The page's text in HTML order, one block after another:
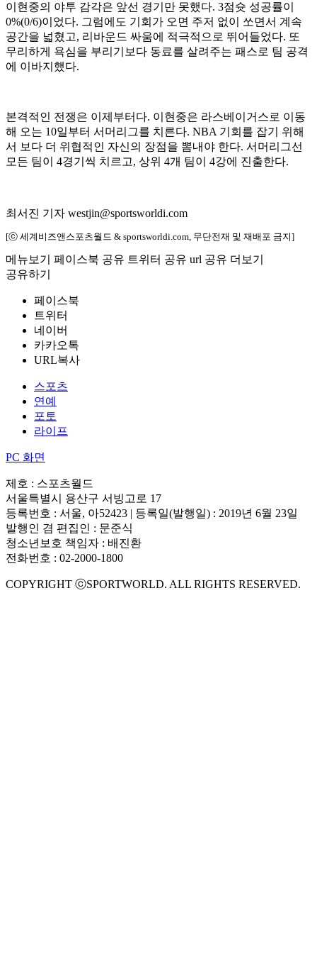
이현중의 야투 감각은 앞선 경기만 못했다. 3점슛 성공률이
0%(0/6)이었다. 그럼에도 기회가 오면 주저 없이 쏘면서 계속
공간을 넓혔고, 리바운드 싸움에 적극적으로 뛰어들었다. 또
무리하게 욕심을 부리기보다 동료를 살려주는 패스로 팀 공격
에 이바지했다.
본격적인 전쟁은 이제부터다. 이현중은 라스베이거스로 이동
해 오는 10일부터 서머리그를 치른다. NBA 기회를 잡기 위해
서 보다 더 위협적인 자신의 장점을 뽐내야 한다. 서머리그선
모든 팀이 4경기씩 치르고, 상위 4개 팀이 4강에 진출한다.
최서진 기자 westjin@sportsworldi.com
[ⓒ 세계비즈앤스포츠월드 & sportsworldi.com, 무단전재 및 재배포 금지]
메뉴보기 페이스북 공유 트위터 공유 url 공유 더보기
공유하기
페이스북
트위터
네이버
카카오톡
URL복사
스포츠
연예
포토
라이프
PC 화면
제호 : 스포츠월드
서울특별시 용산구 서빙고로 17
등록번호 : 서울, 아52423 | 등록일(발행일) : 2019년 6월 23일
발행인 겸 편집인 : 문준식
청소년보호 책임자 : 배진환
전화번호 : 02-2000-1800
COPYRIGHT ⓒSPORTWORLD. ALL RIGHTS RESERVED.